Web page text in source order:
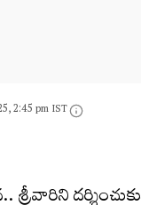
2:45 pm IST